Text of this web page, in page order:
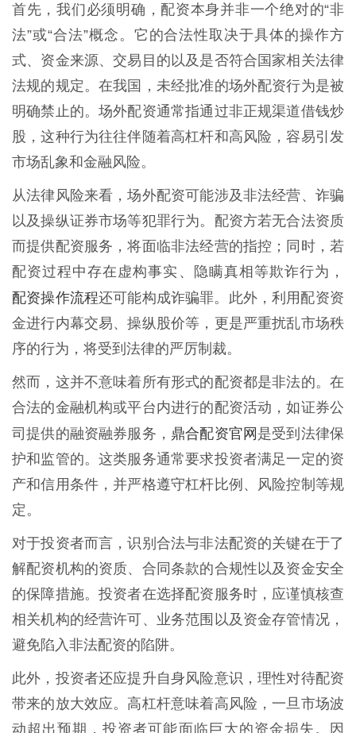
首先，我们必须明确，配资本身并非一个绝对的“非
法”或“合法”概念。它的合法性取决于具体的操作方
式、资金来源、交易目的以及是否符合国家相关法律
法规的规定。在我国，未经批准的场外配资行为是被
明确禁止的。场外配资通常指通过非正规渠道借钱炒
股，这种行为往往伴随着高杠杆和高风险，容易引发
市场乱象和金融风险。
从法律风险来看，场外配资可能涉及非法经营、诈骗
以及操纵证券市场等犯罪行为。配资方若无合法资质
而提供配资服务，将面临非法经营的指控；同时，若
配资过程中存在虚构事实、隐瞒真相等欺诈行为，
配资操作流程还可能构成诈骗罪。此外，利用配资资
金进行内幕交易、操纵股价等，更是严重扰乱市场秩
序的行为，将受到法律的严厉制裁。
然而，这并不意味着所有形式的配资都是非法的。在
合法的金融机构或平台内进行的配资活动，如证券公
司提供的融资融券服务， 鼎合配资官网是受到法律保
护和监管的。这类服务通常要求投资者满足一定的资
产和信用条件，并严格遵守杠杆比例、风险控制等规
定。
对于投资者而言，识别合法与非法配资的关键在于了
解配资机构的资质、合同条款的合规性以及资金安全
的保障措施。投资者在选择配资服务时，应谨慎核查
相关机构的经营许可、业务范围以及资金存管情况，
避免陷入非法配资的陷阱。
此外，投资者还应提升自身风险意识，理性对待配资
带来的放大效应。高杠杆意味着高风险，一旦市场波
动超出预期，投资者可能面临巨大的资金损失。因